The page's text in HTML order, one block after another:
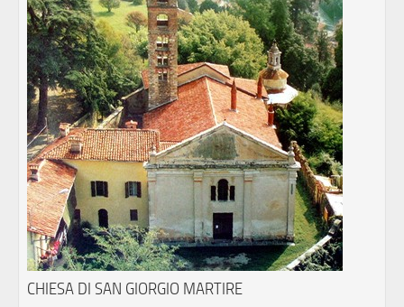
CHIESA DI SAN GIORGIO MARTIRE